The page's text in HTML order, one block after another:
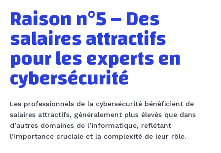
Raison n°5 – Des
salaires attractifs
pour les experts en
cybersécurité
Les professionnels de la cybersécurité bénéficient de
salaires attractifs, généralement plus élevés que dans
d’autres domaines de l’informatique, reflétant
l’importance cruciale et la complexité de leur rôle.